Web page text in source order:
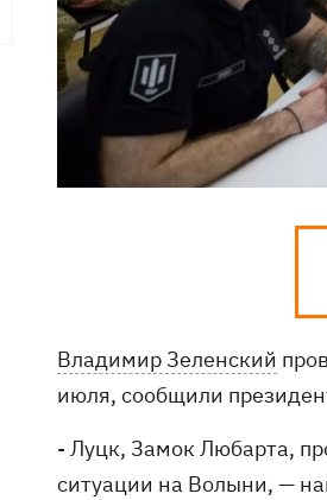
Владимир Зеленский
июля, сообщили
- Луцк, Замок Любарта,
ситуации на Волыни, —